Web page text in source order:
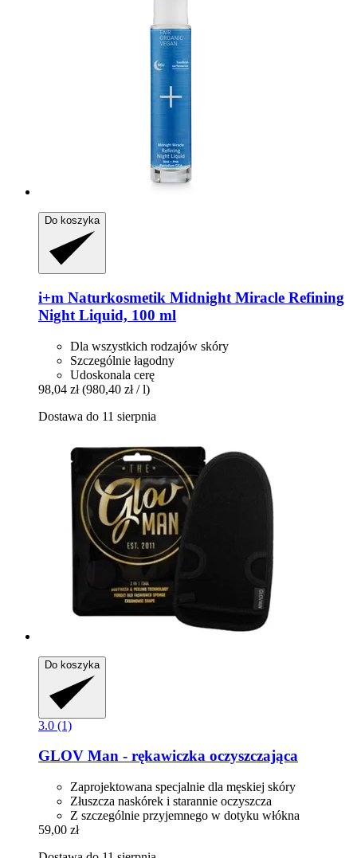
Do koszyka
i+m Naturkosmetik Midnight Miracle Refining
Night Liquid, 100 ml
Dla wszystkich rodzajów skóry
Szczególnie łagodny
Udoskonala cerę
98,04 zł (980,40 zł / l)
Dostawa do 11 sierpnia
Do koszyka
3.0 (1)
GLOV Man -​ rękawiczka oczyszczająca
Zaprojektowana specjalnie dla męskiej skóry
Złuszcza naskórek i starannie oczyszcza
Z szczególnie przyjemnego w dotyku włókna
59,00 zł